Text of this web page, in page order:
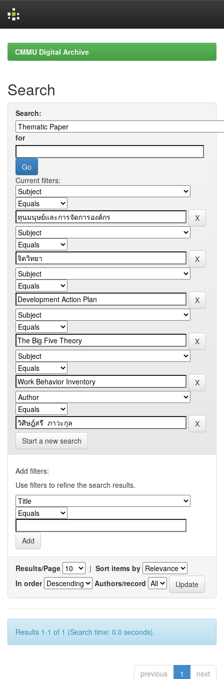
navigationCMMU Digital Archive
Search
Search:
for
Current filters:
Start a new search
Add filters:
Use filters to refine the search results.
Results/Page | Sort items by
In order
Authors/record
Results 1-1 of 1 (Search time: 0.0 seconds).
previous 1 next